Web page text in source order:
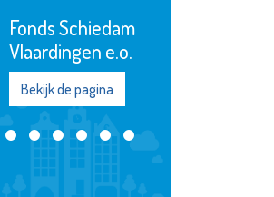
De Maatschappij
Departement
Waterweg-
Noord
Bekijk de pagina